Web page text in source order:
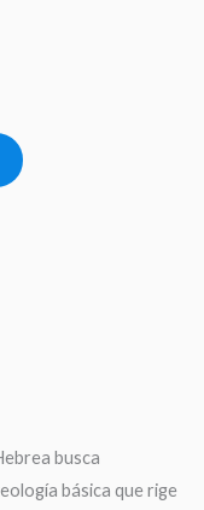
busca
básica que rige